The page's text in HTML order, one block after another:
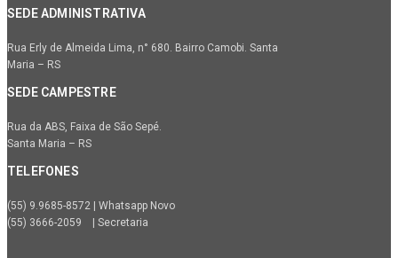
SEDE ADMINISTRATIVA
Rua Erly de Almeida Lima, n° 680. Bairro Camobi. Santa
Maria – RS
SEDE CAMPESTRE
Rua da ABS, Faixa de São Sepé.
Santa Maria – RS
TELEFONES
(55) 9.9685-8572 | Whatsapp Novo
(55) 3666-2059 | Secretaria